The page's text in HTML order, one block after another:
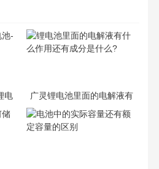
电 广灵锂电池里面的电解液有
什么作用还有成分是什么?